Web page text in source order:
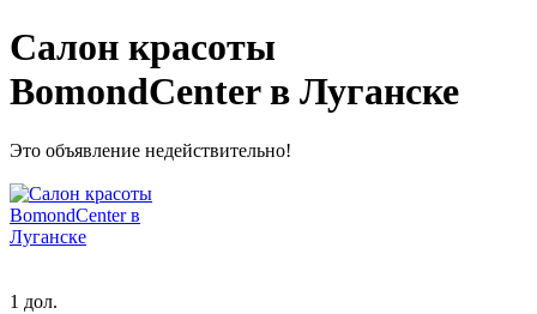
Салон красоты
BomondCenter в Луганске
Это объявление недействительно!
1 дол.